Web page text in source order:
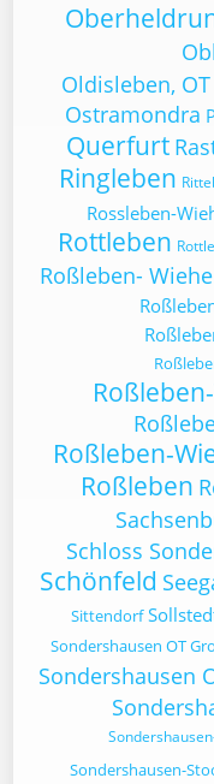
Oldisleben,
Ostramondra
Querfurt
Ringleben
Rossleben-
Rottleben
Roßleben- Wiehe
Roßleben-
Roßleben
Schloss
Schönfeld
Sittendorf
Sondershausen OT
Sondershausen
Sondershausen-